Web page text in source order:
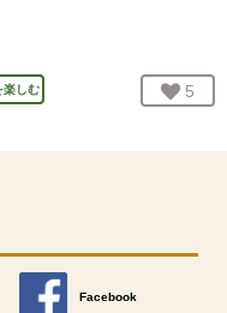
楽しむ お気
5
Facebook
別のウィンドウで開きます